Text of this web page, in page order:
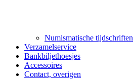
Numismatische tijdschriften
Verzamelservice
Bankbiljethoesjes
Accessoires
Contact, overigen